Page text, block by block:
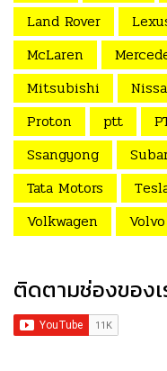
Land Rover
McLaren
Mitsubishi
Proton
ptt
Ssangyong
Tata Motors
Volkwagen
Volvo
ติดตามช่องของเ